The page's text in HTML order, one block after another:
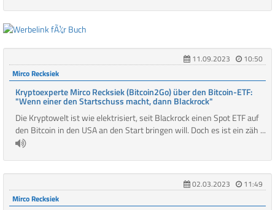
11.09.2023
10:50
Mirco Recksiek
Kryptoexperte Mirco Recksiek (Bitcoin2Go) über den Bitcoin-ETF:
"Wenn einer den Startschuss macht, dann Blackrock"
Die Kryptowelt ist wie elektrisiert, seit Blackrock einen Spot ETF auf
den Bitcoin in den USA an den Start bringen will. Doch es ist ein zäh ...
02.03.2023
11:49
Mirco Recksiek